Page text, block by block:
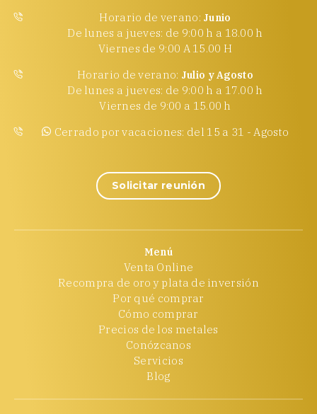
Horario de verano: Junio
De lunes a jueves: de 9:00 h a 18.00 h
Viernes de 9:00 A 15.00 H
Horario de verano: Julio y Agosto
De lunes a jueves: de 9:00 h a 17.00 h
Viernes de 9:00 a 15.00 h
Cerrado por vacaciones: del 15 a 31 - Agosto
Solicitar reunión
Menú
Venta Online
Recompra de oro y plata de inversión
Por qué comprar
Cómo comprar
Precios de los metales
Conózcanos
Servicios
Blog